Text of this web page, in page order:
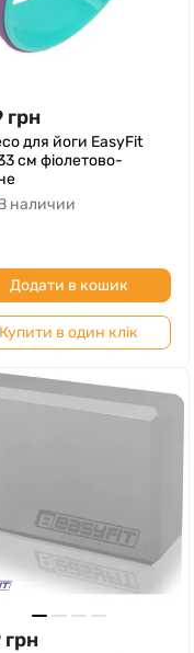
грн
для йоги EasyFit
см фіолетово-
наличии
Додати в кошик
Купити в один клік
грн